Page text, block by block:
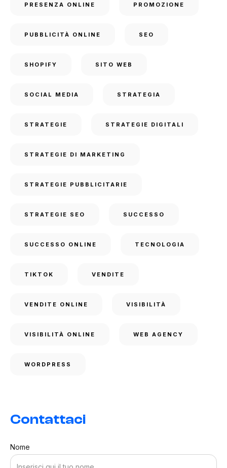
PRESENZA ONLINE PROMOZIONE
PUBBLICITÀ ONLINE SEO
SHOPIFY SITO WEB
SOCIAL MEDIA STRATEGIA
STRATEGIE STRATEGIE DIGITALI
STRATEGIE DI MARKETING
STRATEGIE PUBBLICITARIE
STRATEGIE SEO SUCCESSO
SUCCESSO ONLINE TECNOLOGIA
TIKTOK VENDITE
VENDITE ONLINE VISIBILITÀ
VISIBILITÀ ONLINE WEB AGENCY
WORDPRESS
Contattaci
Nome